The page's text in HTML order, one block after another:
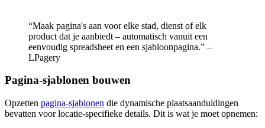
“Maak pagina's aan voor elke stad, dienst of elk
product dat je aanbiedt – automatisch vanuit een
eenvoudig spreadsheet en een sjabloonpagina.” –
LPagery
Pagina-sjablonen bouwen
Opzetten pagina-sjablonen die dynamische plaatsaanduidingen
bevatten voor locatie-specifieke details. Dit is wat je moet opnemen: